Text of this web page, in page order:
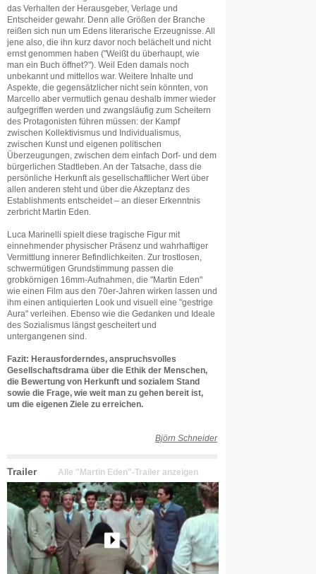
das Verhalten der Herausgeber, Verlage und
Entscheider gewahr. Denn alle Größen der Branche
reißen sich nun um Edens literarische Erzeugnisse. All
jene also, die ihn kurz davor noch belächelt und nicht
ernst genommen haben ("Weißt du überhaupt, wie
man ein Buch öffnet?"). Weil Eden damals noch
unbekannt und mittellos war. Weitere Inhalte und
Aspekte, die gegensätzlicher nicht sein könnten, von
Marcello aber vermutlich genau deshalb immer wieder
aufgegriffen werden und zwangsläufig zum Scheitern
des Protagonisten führen müssen: der Kampf
zwischen Kollektivismus und Individualismus,
zwischen Kunst und eigenen politischen
Überzeugungen, zwischen dem einfach Dorf- und dem
bürgerlichen Stadtleben. An der Tatsache, dass die
persönliche Herkunft als gesellschaftlicher Wert über
allen anderen steht und über die Akzeptanz des
Establishments entscheidet – an dieser Erkenntnis
zerbricht Martin Eden.
Luca Marinelli spielt diese tragische Figur mit
einnehmender physischer Präsenz und wahrhaftiger
Vermittlung innerer Befindlichkeiten. Zur trostlosen,
schwermütigen Grundstimmung passen die
grobkörnigen 16mm-Aufnahmen, die "Martin Eden"
wie einen Film aus den 70er-Jahren wirken lassen und
ihm einen antiquierten Look und visuell eine "gestrige
Aura" verleihen. Ebenso wie die Gedanken und Ideale
des Sozialismus längst gescheitert und
untergangenen sind.
Fazit: Herausforderndes, anspruchsvolles
Gesellschaftsdrama über die Ethik der Menschen,
die Bewertung von Herkunft und sozialem Stand
sowie die Frage, wie weit man zu gehen bereit ist,
um die eigenen Ziele zu erreichen.
Björn Schneider
Trailer Alle "Martin Eden"-Trailer anzeigen